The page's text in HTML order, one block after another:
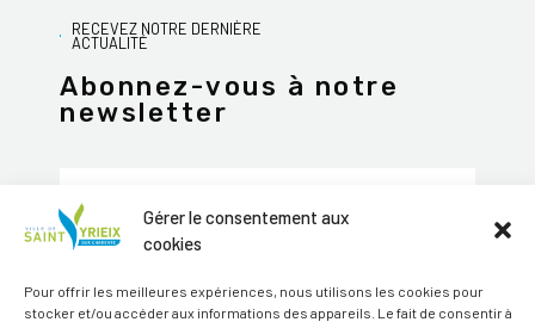
Gérer le consentement aux
cookies
Pour offrir les meilleures expériences, nous utilisons les cookies pour
stocker et/ou accéder aux informations des appareils. Le fait de consentir à
RECEVEZ NOTRE DERNIÈRE
ACTUALITÉ
Abonnez-vous à notre
newsletter
Alternative: